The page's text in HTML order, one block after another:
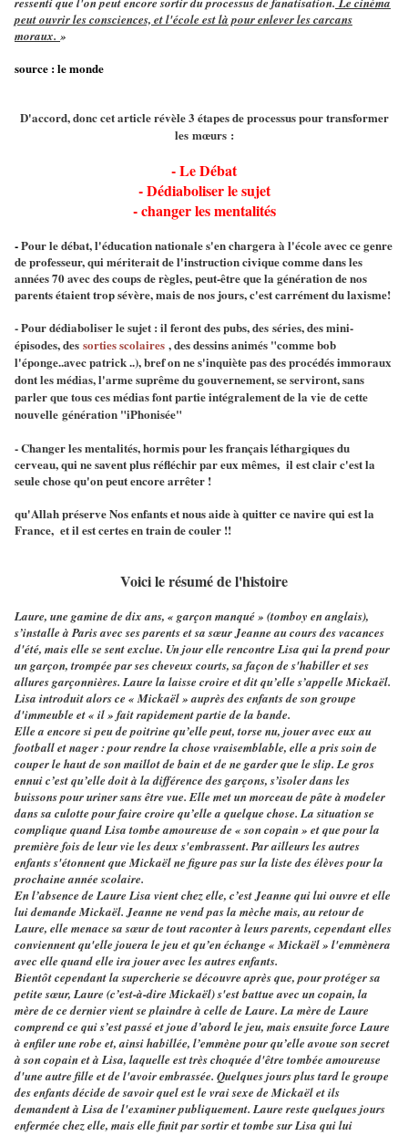
peut ouvrir les consciences, et l'école est là pour enlever les carcans
moraux. »
source : le monde
D'accord, donc cet article révèle 3 étapes de processus pour transformer
les mœurs :
- Le Débat
- Dédiaboliser le sujet
- changer les mentalités
-Pour le débat, l'éducation nationale s'en chargera à l'école avec ce genre
de professeur, qui mériterait de l'instruction civique comme dans les
années 70 avec des coups de règles, peut-être que la génération de nos
parents étaient trop sévère, mais de nos jours, c'est carrément du laxisme!
- Pour dédiaboliser le sujet : il feront des pubs, des séries, des mini-
épisodes, des sorties scolaires , des dessins animés "comme bob
l'éponge..avec patrick ..), bref on ne s'inquiète pas des procédés immoraux
dont les médias, l'arme suprême du gouvernement, se serviront, sans
parler que tous ces médias font partie intégralement de la vie de cette
nouvelle génération "iPhonisée"
- Changer les mentalités, hormis pour les français léthargiques du
cerveau, qui ne savent plus réfléchir par eux mêmes, il est clair c'est la
seule chose qu'on peut encore arrêter !
qu'Allah préserve Nos enfants et nous aide à quitter ce navire qui est la
France, et il est certes en train de couler !!
Voici le résumé de l'histoire
Laure, une gamine de dix ans, « garçon manqué » (tomboy en anglais),
s’installe à Paris avec ses parents et sa sœur Jeanne au cours des vacances
d'été, mais elle se sent exclue. Un jour elle rencontre Lisa qui la prend pour
un garçon, trompée par ses cheveux courts, sa façon de s'habiller et ses
allures garçonnières. Laure la laisse croire et dit qu’elle s’appelle Mickaël.
Lisa introduit alors ce « Mickaël » auprès des enfants de son groupe
d'immeuble et « il » fait rapidement partie de la bande.
Elle a encore si peu de poitrine qu’elle peut, torse nu, jouer avec eux au
football et nager : pour rendre la chose vraisemblable, elle a pris soin de
couper le haut de son maillot de bain et de ne garder que le slip. Le gros
ennui c’est qu’elle doit à la différence des garçons, s’isoler dans les
buissons pour uriner sans être vue. Elle met un morceau de pâte à modeler
dans sa culotte pour faire croire qu’elle a quelque chose. La situation se
complique quand Lisa tombe amoureuse de « son copain » et que pour la
première fois de leur vie les deux s'embrassent. Par ailleurs les autres
enfants s'étonnent que Mickaël ne figure pas sur la liste des élèves pour la
prochaine année scolaire.
En l’absence de Laure Lisa vient chez elle, c’est Jeanne qui lui ouvre et elle
lui demande Mickaël. Jeanne ne vend pas la mèche mais, au retour de
Laure, elle menace sa sœur de tout raconter à leurs parents, cependant elles
conviennent qu'elle jouera le jeu et qu’en échange « Mickaël » l'emmènera
avec elle quand elle ira jouer avec les autres enfants.
Bientôt cependant la supercherie se découvre après que, pour protéger sa
petite sœur, Laure (c’est-à-dire Mickaël) s'est battue avec un copain, la
mère de ce dernier vient se plaindre à celle de Laure. La mère de Laure
comprend ce qui s’est passé et joue d’abord le jeu, mais ensuite force Laure
à enfiler une robe et, ainsi habillée, l’emmène pour qu’elle avoue son secret
à son copain et à Lisa, laquelle est très choquée d'être tombée amoureuse
d'une autre fille et de l'avoir embrassée. Quelques jours plus tard le groupe
des enfants décide de savoir quel est le vrai sexe de Mickaël et ils
demandent à Lisa de l'examiner publiquement. Laure reste quelques jours
enfermée chez elle, mais elle finit par sortir et tombe sur Lisa qui lui